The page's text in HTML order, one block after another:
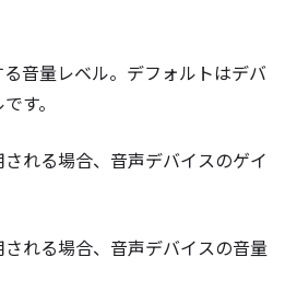
音量レベル。デフォルトはデバ
す。
れる場合、音声デバイスのゲイ
れる場合、音声デバイスの音量